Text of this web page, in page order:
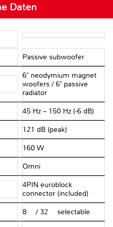
Daten
Passive subwoofer
6" neodymium magnet
woofers / 6" passive
radiator
45 Hz – 150 Hz (-6 dB)
121 dB (peak)
160 W
Omni
4PIN euroblock
connector (included)
8 Ω / 32 Ω selectable